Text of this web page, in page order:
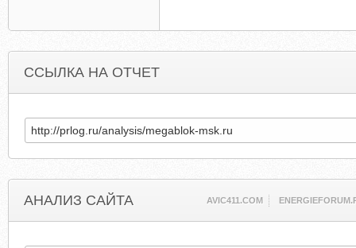
ССЫЛКА НА ОТЧЕТ
АНАЛИЗ САЙТА AVIC411.COM